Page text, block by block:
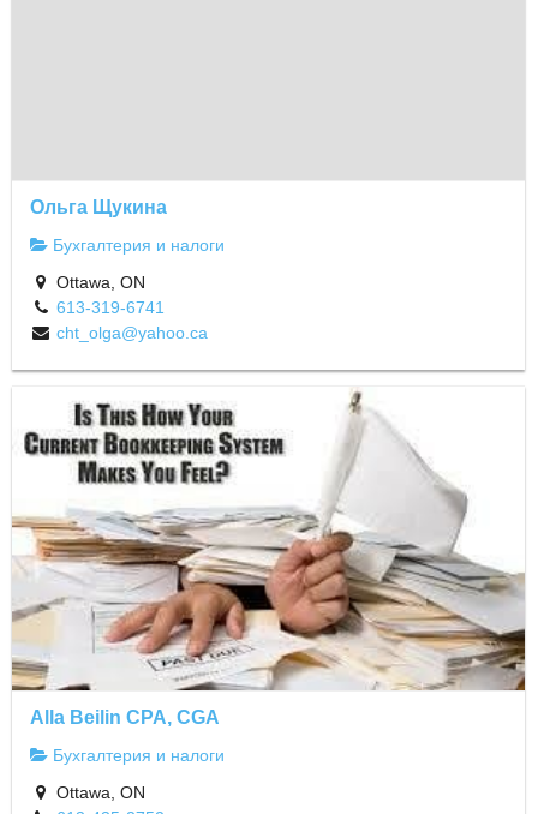
Ольга Щукина
Бухгалтерия и налоги
Ottawa, ON
613-319-6741
cht_olga@yahoo.ca
Alla Beilin CPA, CGA
Бухгалтерия и налоги
Ottawa, ON